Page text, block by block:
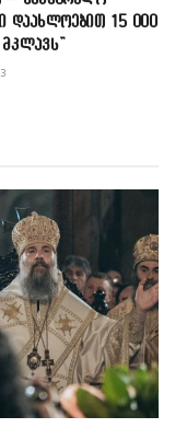
დაახლოებით 15 000